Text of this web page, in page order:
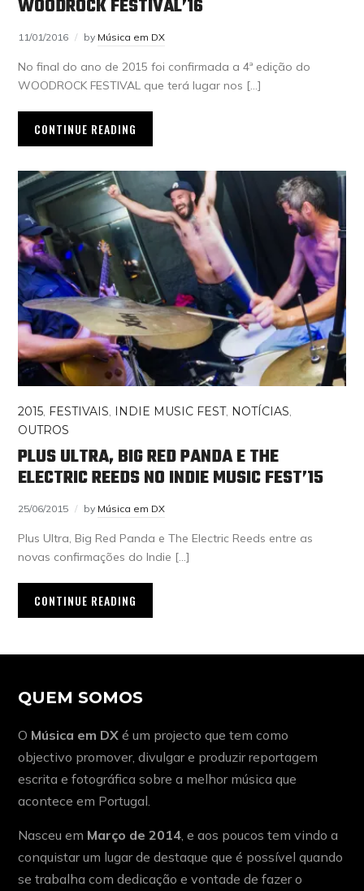
WOODROCK FESTIVAL’16
11/01/2016 by Música em DX
No final do ano de 2015 foi confirmada a 4ª edição do
WOODROCK FESTIVAL que terá lugar nos […]
CONTINUE READING
2015, FESTIVAIS, INDIE MUSIC FEST, NOTÍCIAS,
OUTROS
PLUS ULTRA, BIG RED PANDA E THE
ELECTRIC REEDS NO INDIE MUSIC FEST’15
25/06/2015 by Música em DX
Plus Ultra, Big Red Panda e The Electric Reeds entre as
novas confirmações do Indie […]
CONTINUE READING
QUEM SOMOS
O Música em DX é um projecto que tem como
objectivo promover, divulgar e produzir reportagem
escrita e fotográfica sobre a melhor música que
acontece em Portugal.
Nasceu em Março de 2014 , e aos poucos tem vindo a
conquistar um lugar de destaque que é possível quando
se trabalha com dedicação e vontade de fazer o